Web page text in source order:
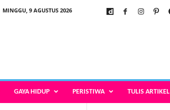
MINGGU, 9 AGUSTUS 2026
GAYA HIDUP PERISTIWA TULIS ARTIKEL